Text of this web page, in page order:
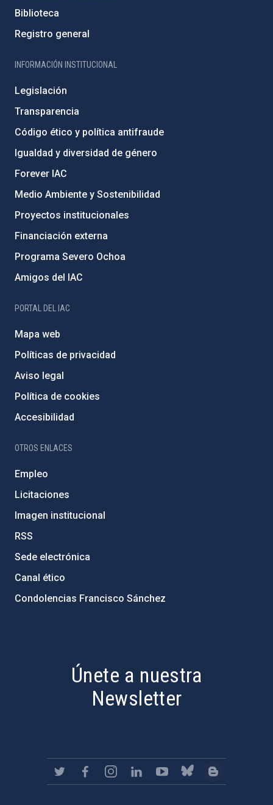
Biblioteca
Registro general
INFORMACIÓN INSTITUCIONAL
Legislación
Transparencia
Código ético y política antifraude
Igualdad y diversidad de género
Forever IAC
Medio Ambiente y Sostenibilidad
Proyectos institucionales
Financiación externa
Programa Severo Ochoa
Amigos del IAC
PORTAL DEL IAC
Mapa web
Políticas de privacidad
Aviso legal
Política de cookies
Accesibilidad
OTROS ENLACES
Empleo
Licitaciones
Imagen institucional
RSS
Sede electrónica
Canal ético
Condolencias Francisco Sánchez
Únete a nuestra
Newsletter